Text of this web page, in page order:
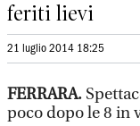
feriti lievi
21 luglio 2014 18:25
FERRARA.
poco dopo le 8 in